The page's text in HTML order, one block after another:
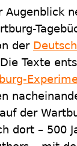
Augenblick
der
Texte
der
dort – 500